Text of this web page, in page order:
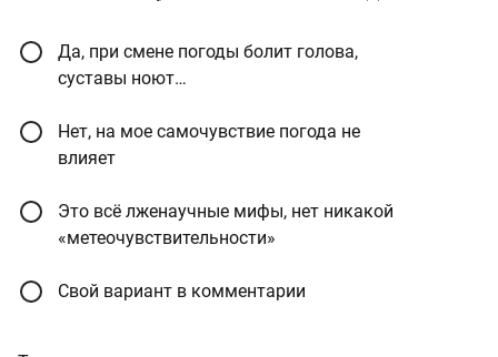
Да, при смене погоды болит голова,
суставы ноют…
Нет, на мое самочувствие погода не
влияет
Это всё лженаучные мифы, нет никакой
«метеочувствительности»
Свой вариант в комментарии